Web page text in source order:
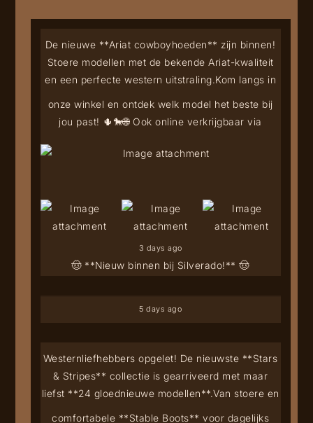
🤠 **Nieuw binnen bij Silverado!** 🤠
De nieuwe **Ariat cowboyhoeden** zijn binnen!
Stoere modellen met de bekende Ariat-kwaliteit
en een perfecte western uitstraling.Kom langs in
onze winkel en ontdek welk model het beste bij
jou past! 🌵🐎🌐 Ook online verkrijgbaar via
3 days ago
5 days ago
Westernliefhebbers opgelet! De nieuwste **Stars
& Stripes** collectie is gearriveerd met maar
liefst **24 gloednieuwe modellen**.Van stoere en
comfortabele **Stable Boots** voor dagelijks